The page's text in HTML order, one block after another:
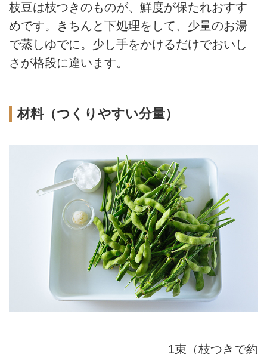
枝豆は枝つきのものが、鮮度が保たれおすす
めです。きちんと下処理をして、少量のお湯
で蒸しゆでに。少し手をかけるだけでおいし
さが格段に違います。
材料（つくりやすい分量）
1束（枝つきで約